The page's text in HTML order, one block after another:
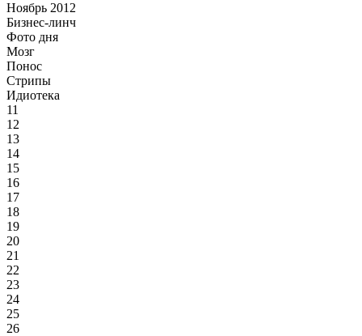
Ноябрь 2012
Бизнес-линч
Фото дня
Мозг
Понос
Стрипы
Идиотека
11
12
13
14
15
16
17
18
19
20
21
22
23
24
25
26